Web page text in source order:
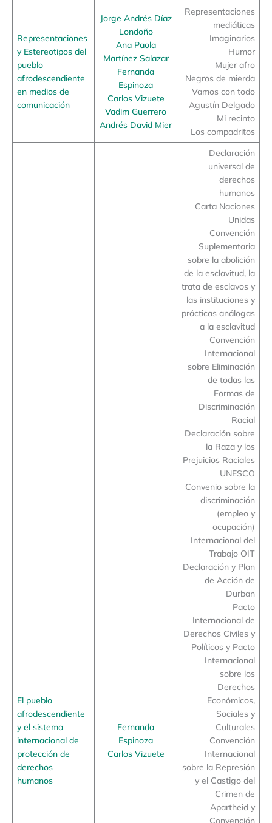
Representaciones
y Estereotipos del
pueblo
afrodescendiente
en medios de
comunicación
Jorge Andrés Díaz
Londoño
Ana Paola
Martínez Salazar
Fernanda
Espinoza
Carlos Vizuete
Vadim Guerrero
Andrés David Mier
Representaciones
mediáticas
Imaginarios
Humor
Mujer afro
Negros de mierda
Vamos con todo
Agustín Delgado
Mi recinto
Los compadritos
El pueblo
afrodescendiente
y el sistema
internacional de
protección de
derechos
humanos
Fernanda
Espinoza
Carlos Vizuete
Declaración
universal de
derechos
humanos
Carta Naciones
Unidas
Convención
Suplementaria
sobre la abolición
de la esclavitud, la
trata de esclavos y
las instituciones y
prácticas análogas
a la esclavitud
Convención
Internacional
sobre Eliminación
de todas las
Formas de
Discriminación
Racial
Declaración sobre
la Raza y los
Prejuicios Raciales
UNESCO
Convenio sobre la
discriminación
(empleo y
ocupación)
Internacional del
Trabajo OIT
Declaración y Plan
de Acción de
Durban
Pacto
Internacional de
Derechos Civiles y
Políticos y Pacto
Internacional
sobre los
Derechos
Económicos,
Sociales y
Culturales
Convención
Internacional
sobre la Represión
y el Castigo del
Crimen de
Apartheid y
Convención